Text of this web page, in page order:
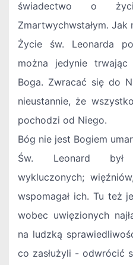
świadectwo o
Zmartwychwstałym. Jak
Życie św. Leonarda
można jedynie trwając
Boga. Zwracać się do
nieustannie, że
pochodzi od Niego.
Bóg nie jest Bogiem
Św. Leonard był
wykluczonych;
wspomagał ich. Tu też
wobec uwięzionych
na ludzką
co zasłużyli - odwrócić